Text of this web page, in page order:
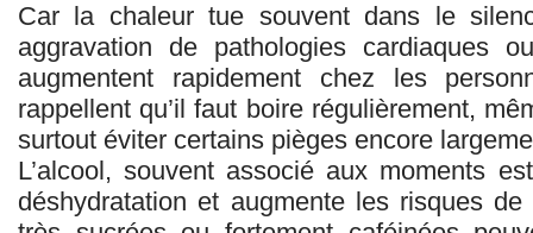
Car la chaleur tue souvent dans le
aggravation de pathologies cardiaques
augmentent rapidement chez les
rappellent qu’il faut boire régulièrement,
surtout éviter certains pièges encore
L’alcool, souvent associé aux moments
déshydratation et augmente les risques